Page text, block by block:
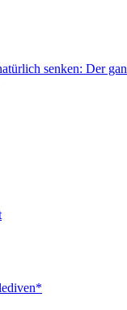
senken: Der